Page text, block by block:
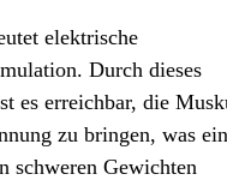
elektrische
Durch dieses
es erreichbar, die
zu bringen, was
schweren Gewichten